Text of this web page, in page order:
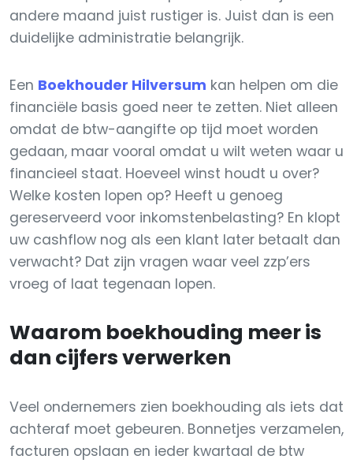
andere maand juist rustiger is. Juist dan is een
duidelijke administratie belangrijk.
Een Boekhouder Hilversum kan helpen om die
financiële basis goed neer te zetten. Niet alleen
omdat de btw-aangifte op tijd moet worden
gedaan, maar vooral omdat u wilt weten waar u
financieel staat. Hoeveel winst houdt u over?
Welke kosten lopen op? Heeft u genoeg
gereserveerd voor inkomstenbelasting? En klopt
uw cashflow nog als een klant later betaalt dan
verwacht? Dat zijn vragen waar veel zzp’ers
vroeg of laat tegenaan lopen.
Waarom boekhouding meer is
dan cijfers verwerken
Veel ondernemers zien boekhouding als iets dat
achteraf moet gebeuren. Bonnetjes verzamelen,
facturen opslaan en ieder kwartaal de btw